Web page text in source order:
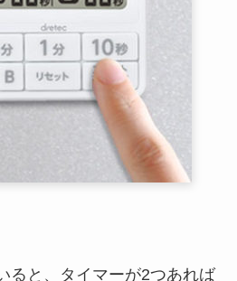
ると、タイマーが2つあれば